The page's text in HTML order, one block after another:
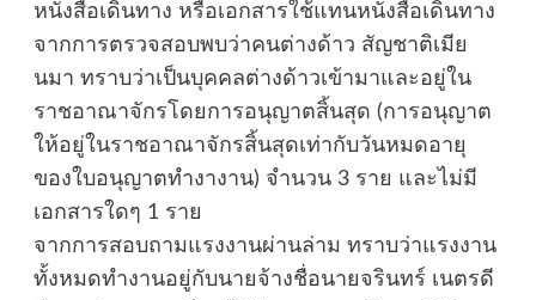
หนังสือเดินทาง หรือเอกสารใช้แทนหนังสือเดินทาง
จากการตรวจสอบพบว่าคนต่างด้าว สัญชาติเมีย
นมา ทราบว่าเป็นบุคคลต่างด้าวเข้ามาและอยู่ใน
ราชอาณาจักรโดยการอนุญาตสิ้นสุด (การอนุญาต
ให้อยู่ในราชอาณาจักรสิ้นสุดเท่ากับวันหมดอายุ
ของใบอนุญาตทำงางาน) จำนวน 3 ราย และไม่มี
เอกสารใดๆ 1 ราย
จากการสอบถามแรงงานผ่านล่าม ทราบว่าแรงงาน
ทั้งหมดทำงานอยู่กับนายจ้างชื่อนายจรินทร์ เนตรดี